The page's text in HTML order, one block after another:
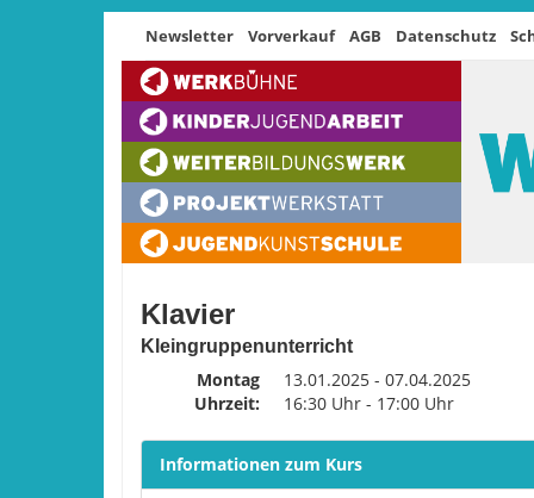
Newsletter Vorverkauf AGB Datenschutz
Klavier
Kleingruppenunterricht
Montag
13.01.2025 - 07.04.2025
Uhrzeit:
16:30 Uhr - 17:00 Uhr
Informationen zum Kurs